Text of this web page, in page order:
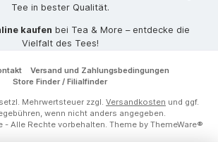
Tee in bester Qualität.
kaufen bei Tea & More – entdecke die
Vielfalt des Tees!
Versand und Zahlungsbedingungen
Store Finder / Filialfinder
Mehrwertsteuer zzgl. Versandkosten und ggf.
wenn nicht anders angegeben.
- Alle Rechte vorbehalten. Theme by ThemeWare®